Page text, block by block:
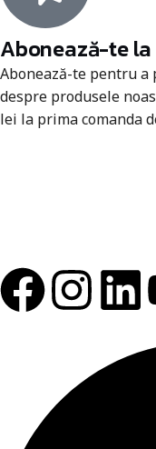
Abonează-te
Abonează-te pentru
despre produsele
lei la prima comanda